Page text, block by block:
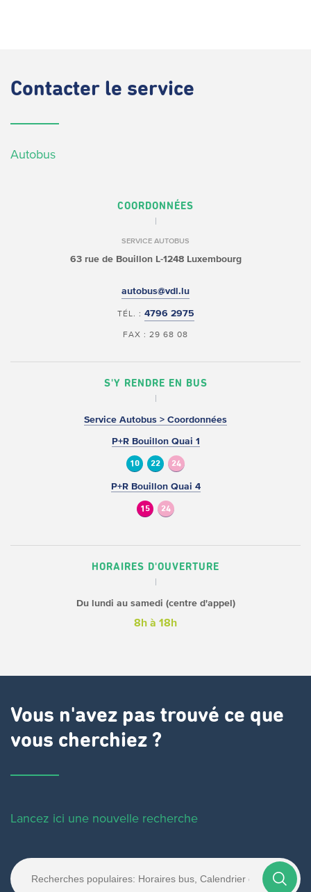
Contacter le service
Autobus
COORDONNÉES
SERVICE AUTOBUS
63 rue de BouillonL-1248 Luxembourg
autobus@vdl.lu
TÉL. : 4796 2975
FAX : 29 68 08
S'Y RENDRE EN BUS
Service Autobus > Coordonnées
P+R Bouillon Quai 1
10 22 24
P+R Bouillon Quai 4
15 24
HORAIRES D'OUVERTURE
Du lundi au samedi (centre d'appel)
8h à 18h
Vous n'avez pas trouvé ce que
vous cherchiez ?
Lancez ici une nouvelle recherche